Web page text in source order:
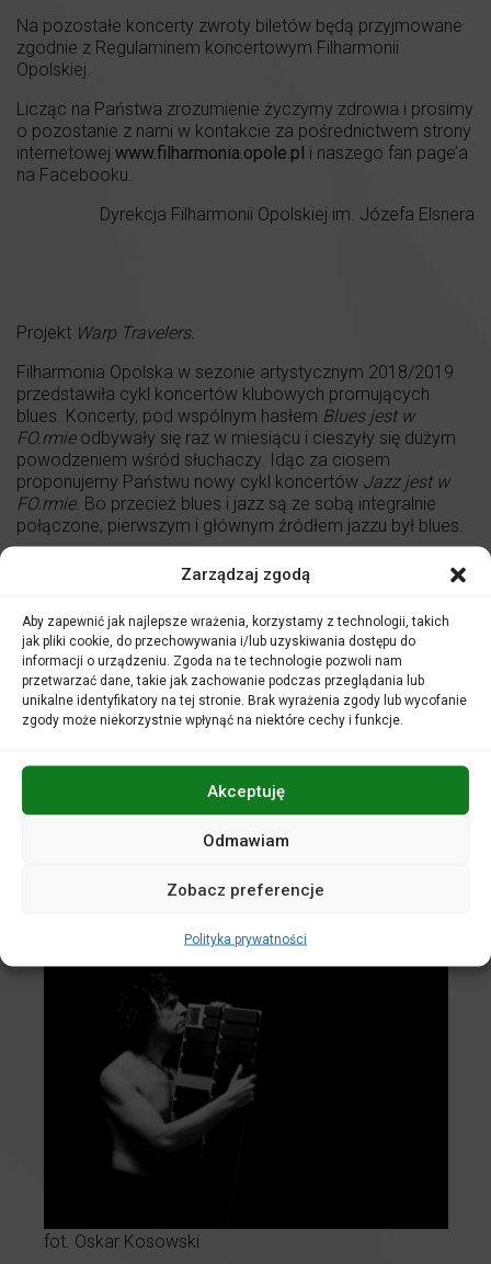
Zarządzaj zgodą
Aby zapewnić jak najlepsze wrażenia, korzystamy z technologii, takich
jak pliki cookie, do przechowywania i/lub uzyskiwania dostępu do
informacji o urządzeniu. Zgoda na te technologie pozwoli nam
przetwarzać dane, takie jak zachowanie podczas przeglądania lub
unikalne identyfikatory na tej stronie. Brak wyrażenia zgody lub wycofanie
zgody może niekorzystnie wpłynąć na niektóre cechy i funkcje.
Akceptuję
Odmawiam
Zobacz preferencje
Polityka prywatności
Na pozostałe koncerty zwroty biletów będą przyjmowane
zgodnie z Regulaminem koncertowym Filharmonii
Opolskiej.
Licząc na Państwa zrozumienie życzymy zdrowia i prosimy
o pozostanie z nami w kontakcie za pośrednictwem strony
internetowej www.filharmonia.opole.pl i naszego fan page’a
na Facebooku.
Dyrekcja Filharmonii Opolskiej im. Józefa Elsnera
Projekt Warp Travelers.
Filharmonia Opolska w sezonie artystycznym 2018/2019
przedstawiła cykl koncertów klubowych promujących
blues. Koncerty, pod wspólnym hasłem Blues jest w
FO.rmieodbywały się raz w miesiącu i cieszyły się dużym
powodzeniem wśród słuchaczy. Idąc za ciosem
proponujemy Państwu nowy cykl koncertów Jazz jest w
FO.rmie. Bo przecież blues i jazz są ze sobą integralnie
połączone, pierwszym i głównym źródłem jazzu był blues.
W koncertach pojawi się grono wybitnych instrumentalistów
zaliczanych do czołówki polskiego jazzu, m.in.
Ścierański, znakomity wibrafonista Bernard Maseli,
gitarzysta Marek Raduli, pianista Paweł Tomaszewski,
saksofonista Piotr Baron i wielu innych wspaniałych
muzyków.
Artyści zapraszają na premierową trasę nowego projektu
muzycznego pod nazwą Warp Travelers. Artyści, znani ze
swobodnego poruszania się po szerokim spektrum
Będzie on obejmował swym zasięgiem brzmienia zarówno
muzyczno-kosmiczna podróż, zapraszamy.
fot. Oskar Kosowski